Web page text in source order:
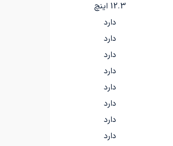
12.3 اینچ
دارد
دارد
دارد
دارد
دارد
دارد
دارد
دارد